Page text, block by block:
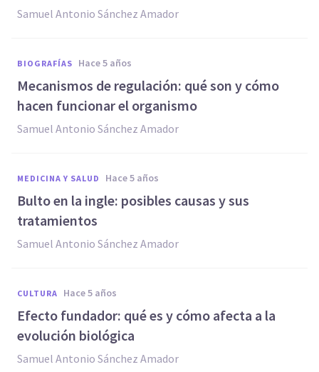
Samuel Antonio Sánchez Amador
BIOGRAFÍAS hace 5 años
Mecanismos de regulación: qué son y cómo
hacen funcionar el organismo
Samuel Antonio Sánchez Amador
MEDICINA Y SALUD hace 5 años
Bulto en la ingle: posibles causas y sus
tratamientos
Samuel Antonio Sánchez Amador
CULTURA hace 5 años
Efecto fundador: qué es y cómo afecta a la
evolución biológica
Samuel Antonio Sánchez Amador